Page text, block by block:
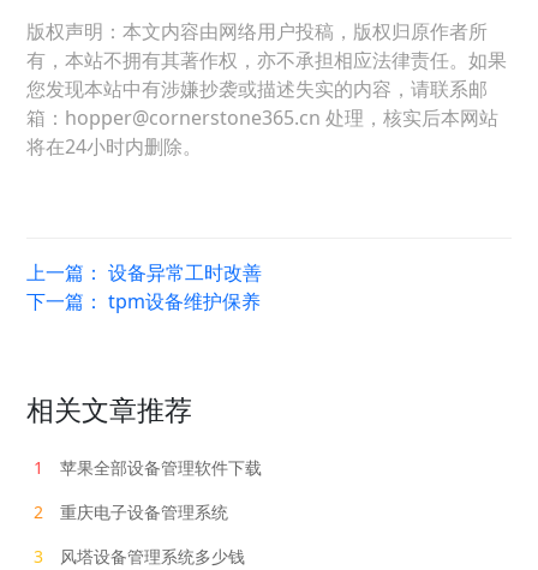
版权声明：本文内容由网络用户投稿，版权归原作者所
有，本站不拥有其著作权，亦不承担相应法律责任。如果
您发现本站中有涉嫌抄袭或描述失实的内容，请联系邮
箱：hopper@cornerstone365.cn 处理，核实后本网站
将在24小时内删除。
上一篇：设备异常工时改善
下一篇：tpm设备维护保养
相关文章推荐
1
苹果全部设备管理软件下载
2
重庆电子设备管理系统
3
风塔设备管理系统多少钱